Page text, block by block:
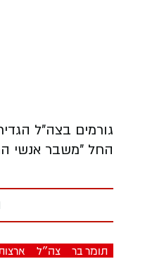
גורמים בצה"ל
החל "משבר אנשי
תומר בר צה"ל